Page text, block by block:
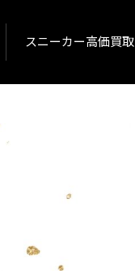
スニーカー高価買取